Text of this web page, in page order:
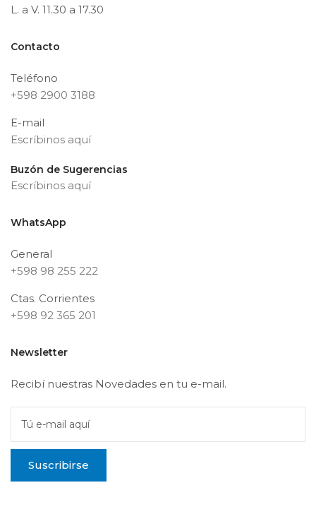
L. a V. 11.30 a 17.30
Contacto
Teléfono
+598 2900 3188
E-mail
Escríbinos aquí
Buzón de Sugerencias
Escríbinos aquí
WhatsApp
General
+598 98 255 222
Ctas. Corrientes
+598 92 365 201
Newsletter
Recibí nuestras Novedades en tu e-mail.
Tú e-mail aquí
Suscribirse